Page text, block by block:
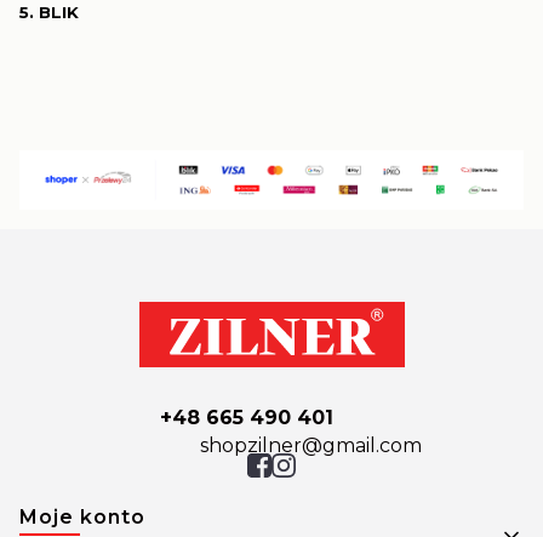
5. BLIK
+48 665 490 401
shopzilner@gmail.com
Linki w stopce
Moje konto